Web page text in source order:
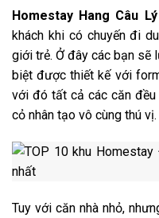
Homestay Hang Câu
khách khi có chuyến đi
giới trẻ. Ở đây các bạn sẽ
biệt được thiết kế với
với đó tất cả các căn
cỏ nhân tạo vô cùng thú vị.
Tuy với căn nhà nhỏ,